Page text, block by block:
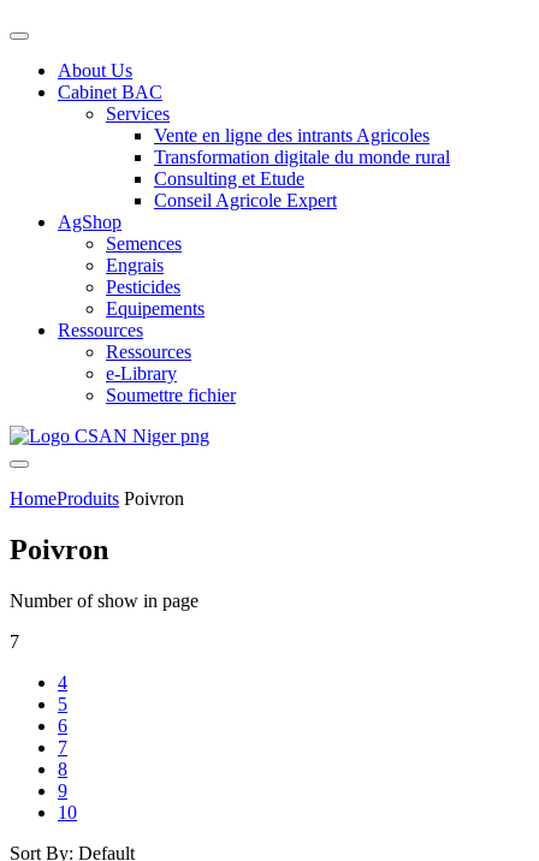
About Us
Cabinet BAC
Services
Vente en ligne des intrants Agricoles
Transformation digitale du monde rural
Consulting et Etude
Conseil Agricole Expert
AgShop
Semences
Engrais
Pesticides
Equipements
Ressources
Ressources
e-Library
Soumettre fichier
HomeProduits Poivron
Poivron
Number of show in page
7
4
5
6
7
8
9
10
Sort By: Default